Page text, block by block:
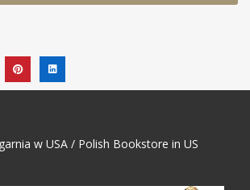
w USA / Polish Bookstore in US